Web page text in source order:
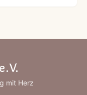
mit Herz